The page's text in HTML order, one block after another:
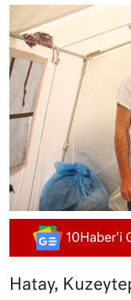
10Haber'i
Hatay,